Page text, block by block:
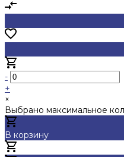
-
+
×
Выбрано максимальное
В корзину